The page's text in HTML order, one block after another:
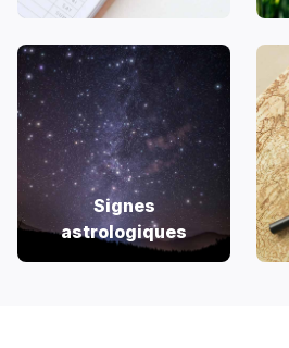
Signes
astrologiques